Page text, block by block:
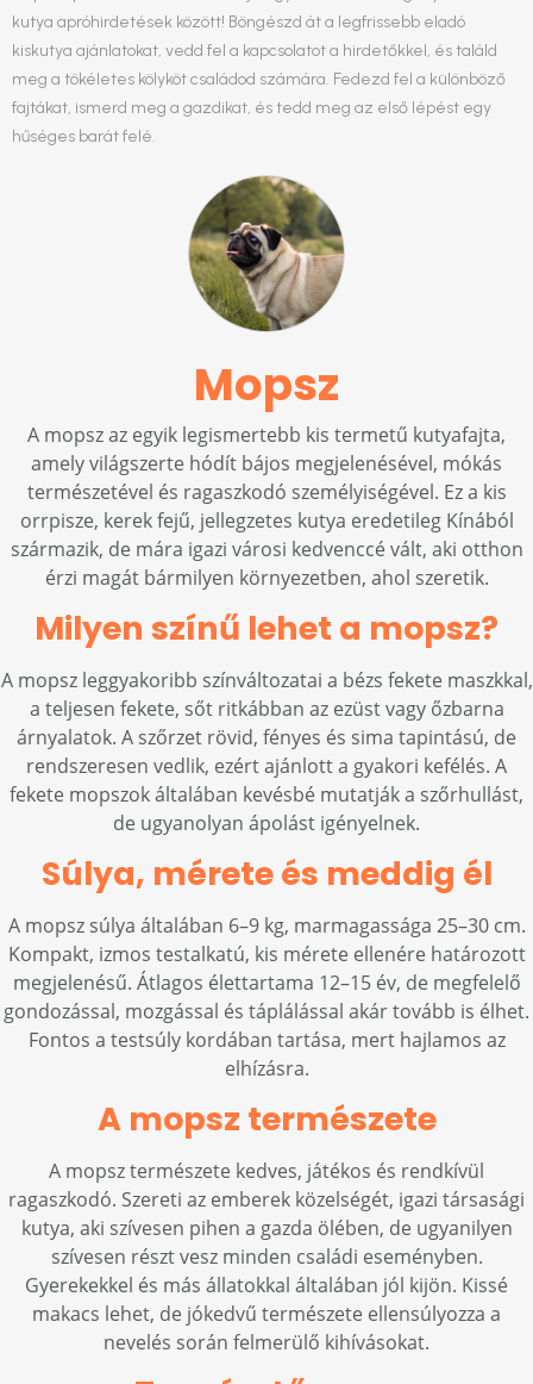
kutya apróhirdetések között! Böngészd át a legfrissebb eladó
kiskutya ajánlatokat, vedd fel a kapcsolatot a hirdetőkkel, és találd
meg a tökéletes kölyköt családod számára. Fedezd fel a különböző
fajtákat, ismerd meg a gazdikat, és tedd meg az első lépést egy
hűséges barát felé.
Mopsz
A mopsz az egyik legismertebb kis termetű kutyafajta,
amely világszerte hódít bájos megjelenésével, mókás
természetével és ragaszkodó személyiségével. Ez a kis
orrpisze, kerek fejű, jellegzetes kutya eredetileg Kínából
származik, de mára igazi városi kedvenccé vált, aki otthon
érzi magát bármilyen környezetben, ahol szeretik.
Milyen színű lehet a mopsz?
A mopsz leggyakoribb színváltozatai a bézs fekete maszkkal,
a teljesen fekete, sőt ritkábban az ezüst vagy őzbarna
árnyalatok. A szőrzet rövid, fényes és sima tapintású, de
rendszeresen vedlik, ezért ajánlott a gyakori kefélés. A
fekete mopszok általában kevésbé mutatják a szőrhullást,
de ugyanolyan ápolást igényelnek.
Súlya, mérete és meddig él
A mopsz súlya általában 6–9 kg, marmagassága 25–30 cm.
Kompakt, izmos testalkatú, kis mérete ellenére határozott
megjelenésű. Átlagos élettartama 12–15 év, de megfelelő
gondozással, mozgással és táplálással akár tovább is élhet.
Fontos a testsúly kordában tartása, mert hajlamos az
elhízásra.
A mopsz természete
A mopsz természete kedves, játékos és rendkívül
ragaszkodó. Szereti az emberek közelségét, igazi társasági
kutya, aki szívesen pihen a gazda ölében, de ugyanilyen
szívesen részt vesz minden családi eseményben.
Gyerekekkel és más állatokkal általában jól kijön. Kissé
makacs lehet, de jókedvű természete ellensúlyozza a
nevelés során felmerülő kihívásokat.